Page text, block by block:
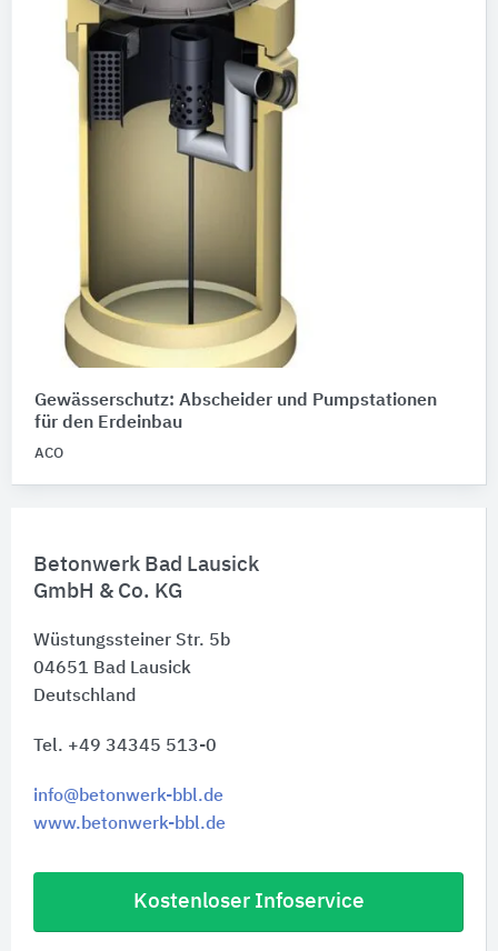
Betonwerk Bad Lausick
GmbH & Co. KG
Wüstungssteiner Str. 5b
04651 Bad Lausick
Deutschland
Tel. +49 34345 513-0
info@betonwerk-bbl.de
www.betonwerk-bbl.de
Kostenloser Infoservice
Gewässerschutz: Abscheider und Pumpstationen
für den Erdeinbau
ACO